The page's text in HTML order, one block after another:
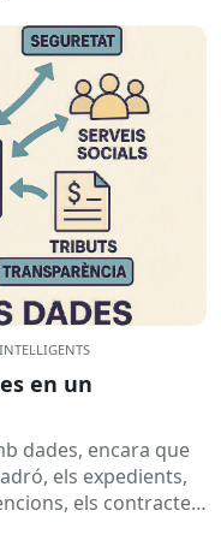
en un
dades, encara que
els expedients,
els contractes,